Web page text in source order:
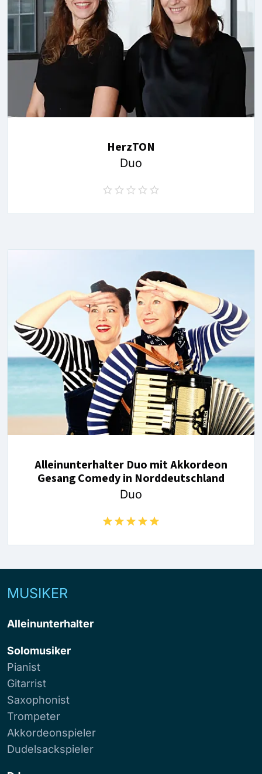
HerzTON
Duo
Alleinunterhalter Duo mit Akkordeon
Gesang Comedy in Norddeutschland
Duo
MUSIKER
Alleinunterhalter
Solomusiker
Pianist
Gitarrist
Saxophonist
Trompeter
Akkordeonspieler
Dudelsackspieler